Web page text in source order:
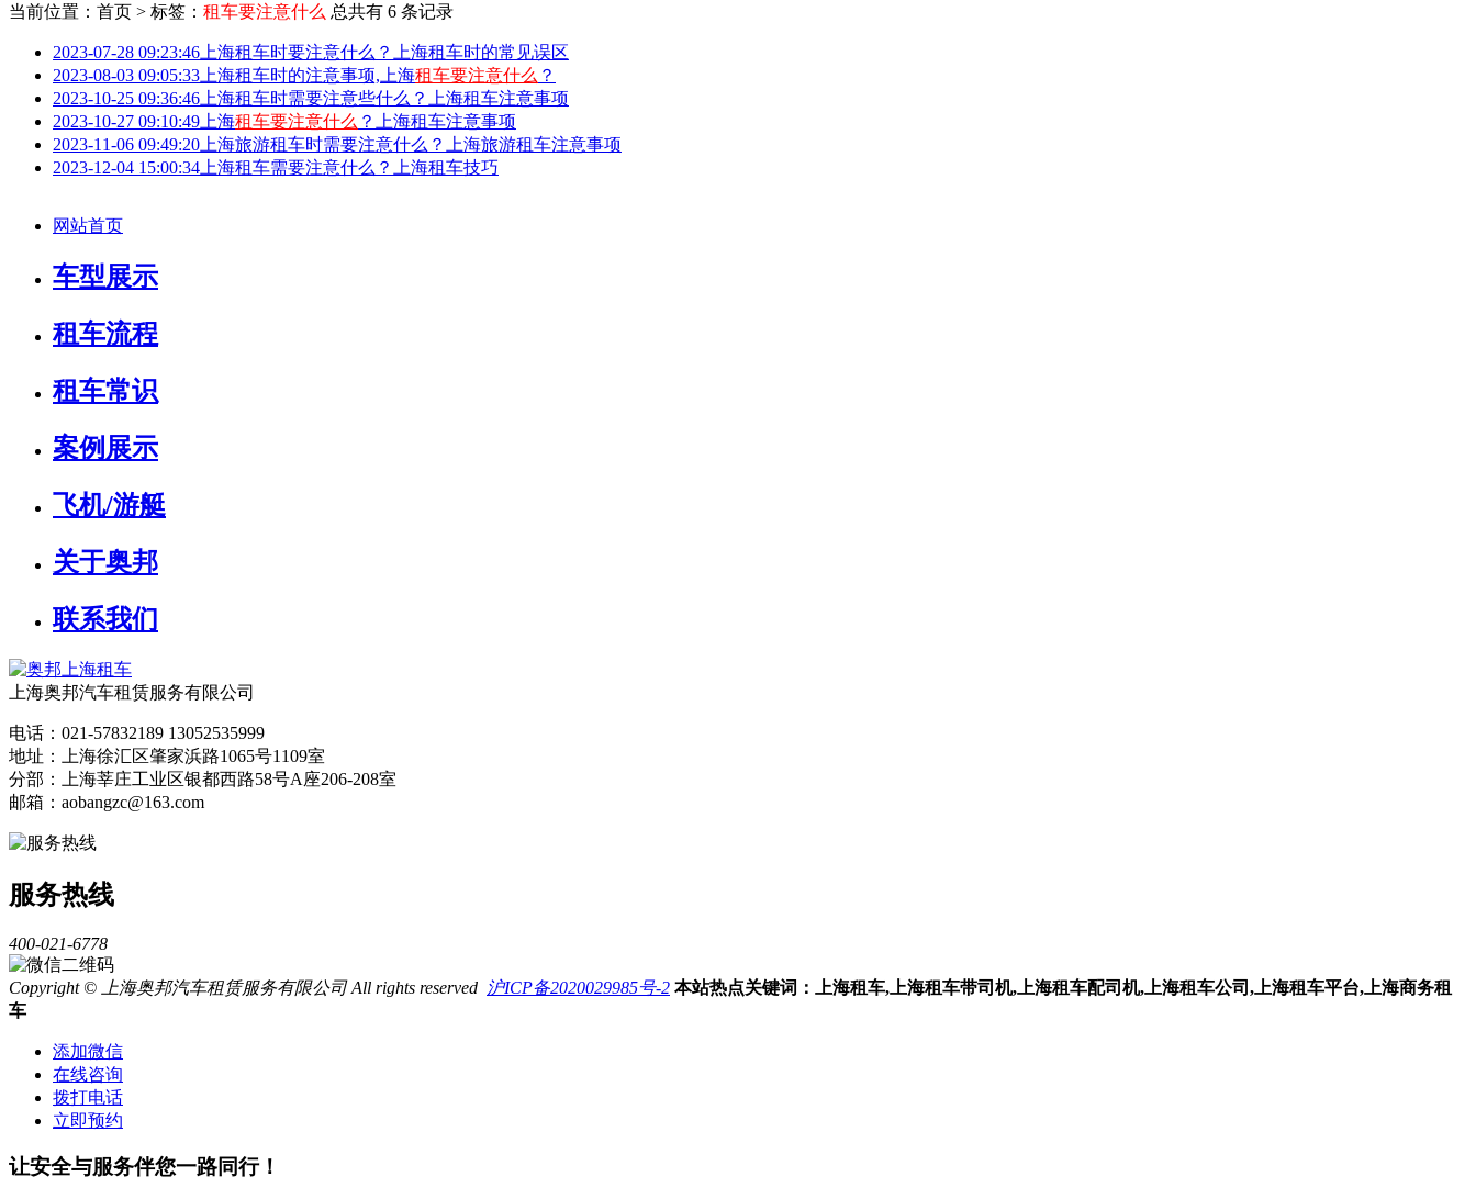
当前位置：首页 > 标签： 租车要注意什么 总共有 6 条记录
2023-07-28 09:23:46 上海租车时要注意什么？上海租车时的常见误区
2023-08-03 09:05:33 上海租车时的注意事项,上海租车要注意什么 ？
2023-10-25 09:36:46 上海租车时需要注意些什么？上海租车注意事项
2023-10-27 09:10:49 上海租车要注意什么 ？上海租车注意事项
2023-11-06 09:49:20 上海旅游租车时需要注意什么？上海旅游租车注意事项
2023-12-04 15:00:34 上海租车需要注意什么？上海租车技巧
网站首页
车型展示
租车流程
租车常识
案例展示
飞机/游艇
关于奥邦
联系我们
上海奥邦汽车租赁服务有限公司
电话：021-57832189 13052535999
地址：上海徐汇区肇家浜路1065号1109室
分部：上海莘庄工业区银都西路58号A座206-208室
邮箱：aobangzc@163.com
服务热线
400-021-6778
Copyright © 上海奥邦汽车租赁服务有限公司 All rights reserved 沪ICP备2020029985号-2 本站热点关键词：上海租车,上海租车带司机,上海租车配司机,上海租车公司,上海租车平台,上海商务租
车
添加微信
在线咨询
拨打电话
立即预约
让安全与服务伴您一路同行！